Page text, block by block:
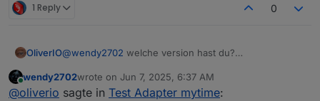
Wie man am anderen Widget sieht läuft der Timer.
1 Reply 0
OliverIO@wendy2702 welche version hast du?
es bis v1.4.2 ein problem. also hier mal aus dem beta
channel laden.
Online
wendy2702wrote on Jun 7, 2025, 6:37 AM
last edited by
@oliverio sagte in Test Adapter mytime: